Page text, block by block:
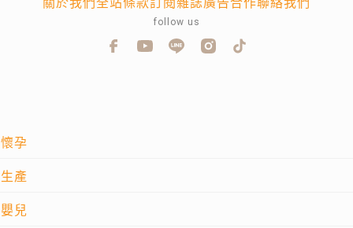
懷孕
生產
嬰兒
follow us